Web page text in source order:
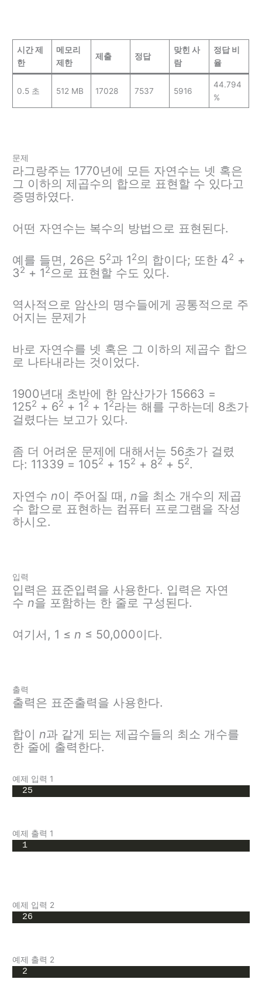
시간 제
한
메모리
제한
제출 정답
맞힌 사
람
정답 비
율
0.5 초 512 MB 17028 7537 5916
44.794
%
문제
라그랑주는 1770년에 모든 자연수는 넷 혹은
그 이하의 제곱수의 합으로 표현할 수 있다고
증명하였다.
어떤 자연수는 복수의 방법으로 표현된다.
예를 들면, 26은 52과 12의 합이다; 또한 42 +
32 + 12으로 표현할 수도 있다.
역사적으로 암산의 명수들에게 공통적으로 주
어지는 문제가
바로 자연수를 넷 혹은 그 이하의 제곱수 합으
로 나타내라는 것이었다.
1900년대 초반에 한 암산가가 15663 =
1252 + 62 + 12 + 12라는 해를 구하는데 8초가
걸렸다는 보고가 있다.
좀 더 어려운 문제에 대해서는 56초가 걸렸
다: 11339 = 1052 + 152 + 82 + 52.
자연수n이 주어질 때,n을 최소 개수의 제곱
수 합으로 표현하는 컴퓨터 프로그램을 작성
하시오.
입력
입력은 표준입력을 사용한다. 입력은 자연
수n을 포함하는 한 줄로 구성된다.
여기서, 1 ≤n ≤ 50,000이다.
출력
출력은 표준출력을 사용한다.
합이n과 같게 되는 제곱수들의 최소 개수를
한 줄에 출력한다.
예제 입력 1
25
예제 출력 1
1
예제 입력 2
26
예제 출력 2
2